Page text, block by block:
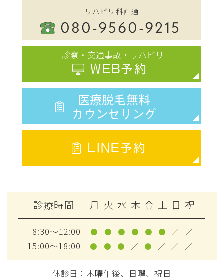
リハビリ科直通
080-9560-9215
診察・交通事故・リハビリ
WEB予約
医療脱毛無料
カウンセリング
LINE予約
診療時間 月 火 水 木 金 土 日 祝
8:30～12:00 ● ● ● ● ● ● ／ ／
15:00～18:00 ● ● ● ／ ● ／ ／ ／
休診日：木曜午後、日曜、祝日